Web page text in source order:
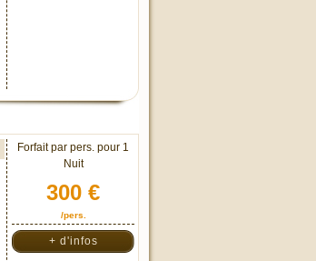
Forfait par pers. pour 1
Nuit
300 €
/pers.
+ d'infos